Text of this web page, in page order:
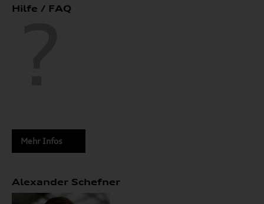
Hilfe / FAQ
Mehr Infos
Alexander Schefner